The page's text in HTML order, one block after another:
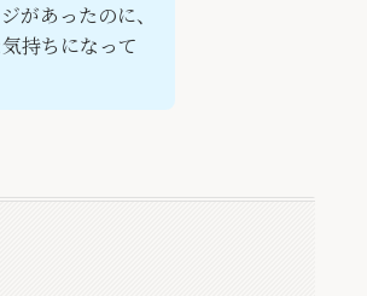
があったのに、
持ちになって